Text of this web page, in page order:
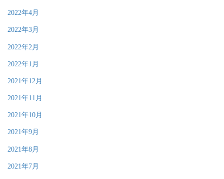
2022年4月
2022年3月
2022年2月
2022年1月
2021年12月
2021年11月
2021年10月
2021年9月
2021年8月
2021年7月